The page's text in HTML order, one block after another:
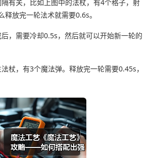
有关，比如上图中的法杖，有4个格子，射
释放完一轮法术就需要0.6s。
，需要冷却0.5s，然后就可以开始新一轮的
杖，有3个魔法弹。释放完一轮需要0.45s，